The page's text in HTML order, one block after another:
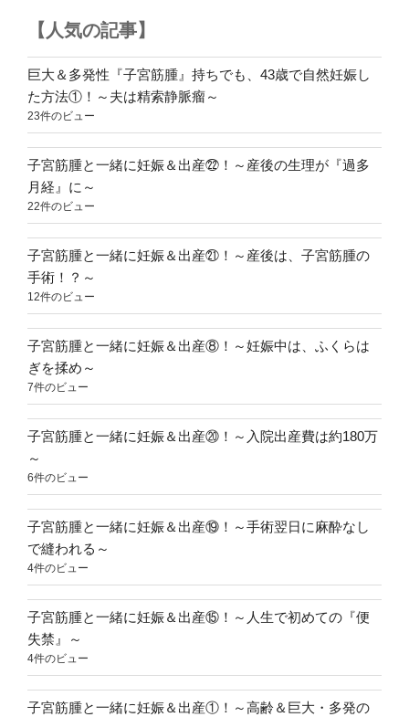
救
世
主！！
～”
の
【人気の記事】
巨大＆多発性『子宮筋腫』持ちでも、43歳で自然妊娠し
た方法①！～夫は精索静脈瘤～
23件のビュー
子宮筋腫と一緒に妊娠＆出産㉒！～産後の生理が『過多
月経』に～
22件のビュー
子宮筋腫と一緒に妊娠＆出産㉑！～産後は、子宮筋腫の
手術！？～
12件のビュー
子宮筋腫と一緒に妊娠＆出産⑧！～妊娠中は、ふくらは
ぎを揉め～
7件のビュー
子宮筋腫と一緒に妊娠＆出産⑳！～入院出産費は約180万
～
6件のビュー
子宮筋腫と一緒に妊娠＆出産⑲！～手術翌日に麻酔なし
で縫われる～
4件のビュー
子宮筋腫と一緒に妊娠＆出産⑮！～人生で初めての『便
失禁』～
4件のビュー
子宮筋腫と一緒に妊娠＆出産①！～高齢＆巨大・多発の